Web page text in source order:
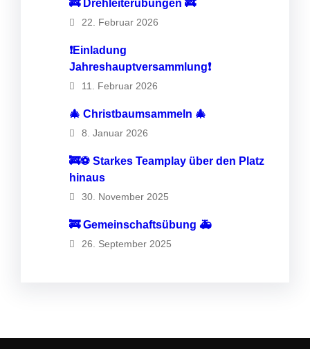
🚒 Drehleiterübungen 🚒
22. Februar 2026
❗️Einladung
Jahreshauptversammlung❗️
11. Februar 2026
🎄 Christbaumsammeln 🎄
8. Januar 2026
🚒⚽️ Starkes Teamplay über den Platz
hinaus
30. November 2025
🚒 Gemeinschaftsübung 🚑
26. September 2025